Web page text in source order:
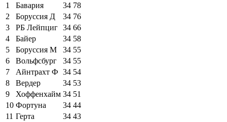
1
Бавария 34 78
2
Боруссия Д 34 76
3
РБ Лейпциг 34 66
4
Байер 34 58
5
Боруссия М 34 55
6
Вольфсбург 34 55
7
Айнтрахт Ф 34 54
8
Вердер 34 53
9
Хоффенхайм 34 51
10 Фортуна 34 44
11 Герта 34 43